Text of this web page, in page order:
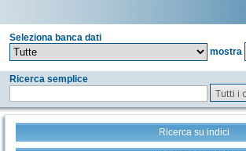
Seleziona banca dati
mostra
Ricerca semplice
Tutti i
Ricerca su indici